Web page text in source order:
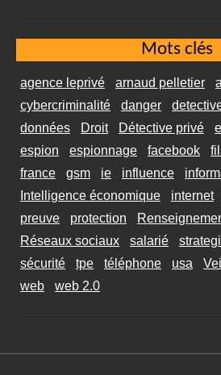
Mots clés
agence leprivé arnaud pelletier
cybercriminalité
danger
données
Droit Détective privé
espion
espionnage facebook
france
gsm ie influence
Intelligence économique
internet
preuve
protection
Réseaux sociaux
salarié
sécurité
tpe téléphone usa
web
web 2.0